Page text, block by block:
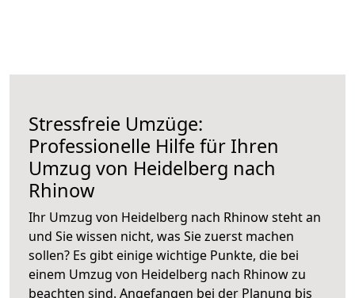
Stressfreie Umzüge:
Professionelle Hilfe für Ihren
Umzug von Heidelberg nach
Rhinow
Ihr Umzug von Heidelberg nach Rhinow steht an
und Sie wissen nicht, was Sie zuerst machen
sollen? Es gibt einige wichtige Punkte, die bei
einem Umzug von Heidelberg nach Rhinow zu
beachten sind. Angefangen bei der Planung bis